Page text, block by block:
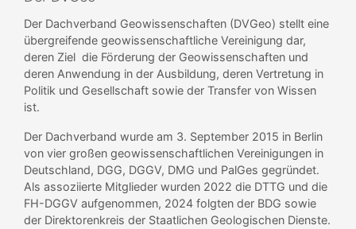
Der Dachverband Geowissenschaften (DVGeo) stellt eine
übergreifende geowissenschaftliche Vereinigung dar,
deren Ziel die Förderung der Geowissenschaften und
deren Anwendung in der Ausbildung, deren Vertretung in
Politik und Gesellschaft sowie der Transfer von Wissen
ist.
Der Dachverband wurde am 3. September 2015 in Berlin
von vier großen geowissenschaftlichen Vereinigungen in
Deutschland, DGG, DGGV, DMG und PalGes gegründet.
Als assoziierte Mitglieder wurden 2022 die DTTG und die
FH-DGGV aufgenommen, 2024 folgten der BDG sowie
der Direktorenkreis der Staatlichen Geologischen Dienste.